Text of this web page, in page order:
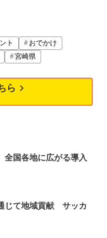
ト
おでかけ
宮崎県
ら
国各地に広がる導入
じて地域貢献 サッカ